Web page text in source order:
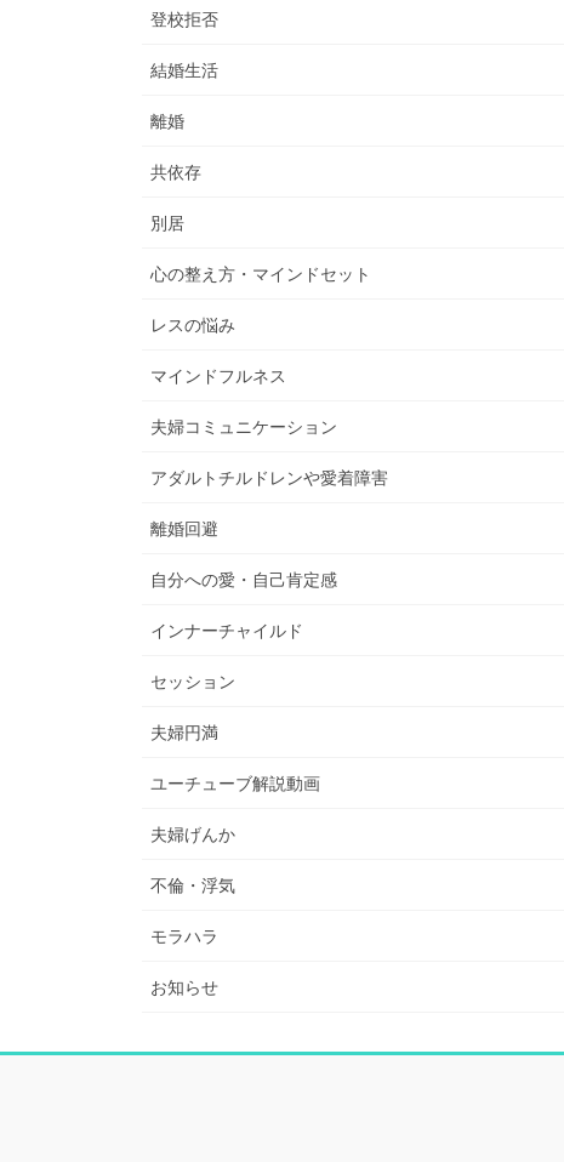
登校拒否
結婚生活
離婚
共依存
別居
心の整え方・マインドセット
レスの悩み
マインドフルネス
夫婦コミュニケーション
アダルトチルドレンや愛着障害
離婚回避
自分への愛・自己肯定感
インナーチャイルド
セッション
夫婦円満
ユーチューブ解説動画
夫婦げんか
不倫・浮気
モラハラ
お知らせ